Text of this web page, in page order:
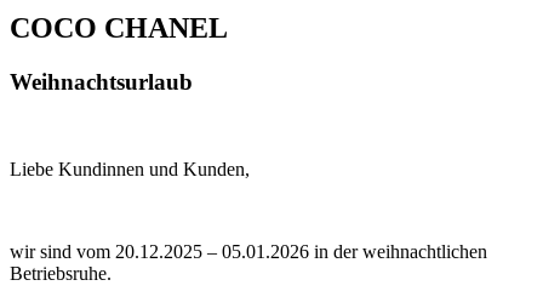
COCO CHANEL
Weihnachtsurlaub
Liebe Kundinnen und Kunden,
wir sind vom 20.12.2025 – 05.01.2026 in der weihnachtlichen
Betriebsruhe.